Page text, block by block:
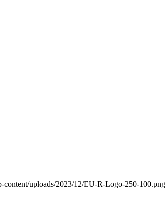
content/uploads/2023/12/EU-R-Logo-250-100.png